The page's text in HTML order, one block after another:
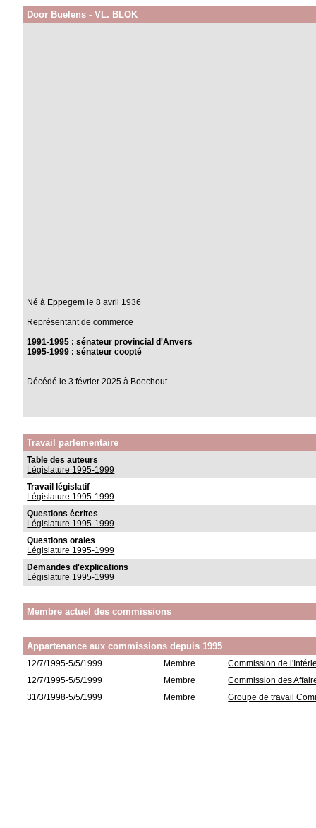
Door Buelens - VL. BLOK
Né à Eppegem le 8 avril 1936
Représentant de commerce
1991-1995 : sénateur provincial d'Anvers
1995-1999 : sénateur coopté
Décédé le 3 février 2025 à Boechout
Travail parlementaire
Table des auteurs
Législature 1995-1999
Travail législatif
Législature 1995-1999
Questions écrites
Législature 1995-1999
Questions orales
Législature 1995-1999
Demandes d'explications
Législature 1995-1999
Membre actuel des commissions
Appartenance aux commissions depuis 1995
12/7/1995-5/5/1999 Membre
Commission de
12/7/1995-5/5/1999
Membre
Commission des
31/3/1998-5/5/1999
Membre Groupe de travail